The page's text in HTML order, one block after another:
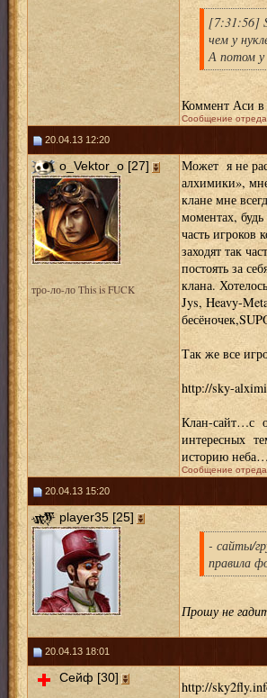
[7:31:56]
чем у
А потом у
Коммент Аси в
Сообщение
20.04.13 12:20
o_Vektor_o [27]
тро-ло-ло This is FUCK
Может я не
алхимики»,
клане мне
моментах,
часть игроков
заходят так
постоять за
клана.
Jys, Heavy-
Так же все
http://sky-
Клан-сайт…с
интересных
историю
Сообщение
20.04.13 15:20
player35 [25]
- сайты/
правила
Прошу не
20.04.13 18:01
Сейф [30]
http://